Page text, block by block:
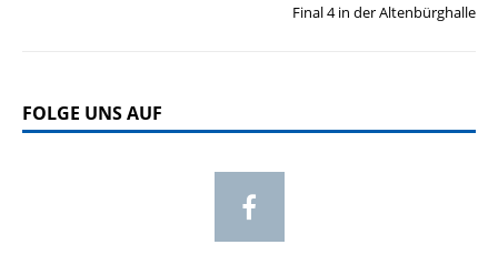
Final 4 in der Altenbürghalle
FOLGE UNS AUF